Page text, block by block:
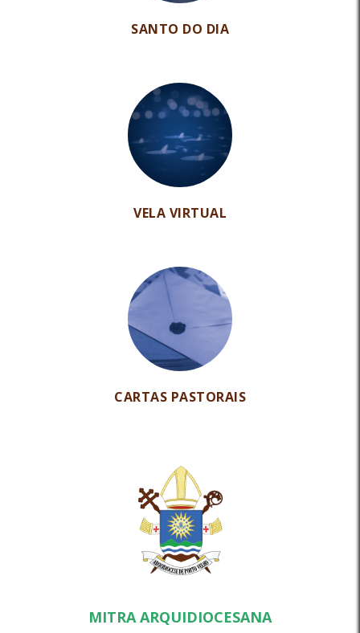
SANTO DO DIA
VELA VIRTUAL
CARTAS PASTORAIS
MITRA ARQUIDIOCESANA